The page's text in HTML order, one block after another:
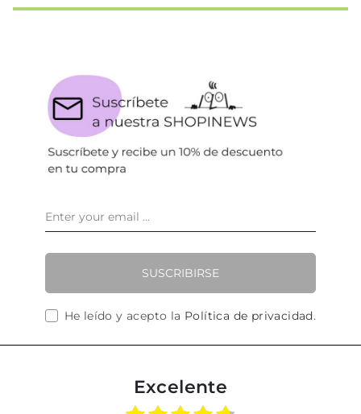
SUSCRIBIRSE
He leído y acepto la Política de privacidad.
Excelente